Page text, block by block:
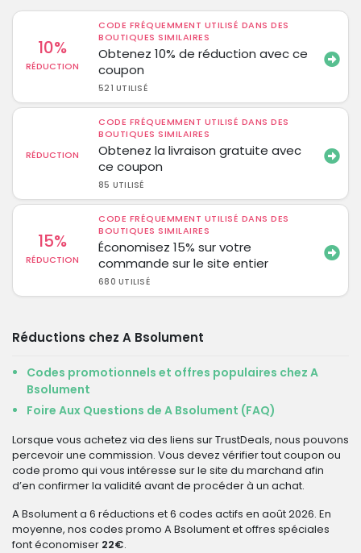
10%
RÉDUCTION
CODE FRÉQUEMMENT UTILISÉ DANS DES
BOUTIQUES SIMILAIRES
Obtenez 10% de réduction avec ce
coupon
521 UTILISÉ
RÉDUCTION
CODE FRÉQUEMMENT UTILISÉ DANS DES
BOUTIQUES SIMILAIRES
Obtenez la livraison gratuite avec
ce coupon
85 UTILISÉ
15%
RÉDUCTION
CODE FRÉQUEMMENT UTILISÉ DANS DES
BOUTIQUES SIMILAIRES
Économisez 15% sur votre
commande sur le site entier
680 UTILISÉ
Réductions chez A Bsolument
Codes promotionnels et offres populaires chez A
Bsolument
Foire Aux Questions de A Bsolument (FAQ)
Lorsque vous achetez via des liens sur TrustDeals, nous pouvons
percevoir une commission. Vous devez vérifier tout coupon ou
code promo qui vous intéresse sur le site du marchand afin
d’en confirmer la validité avant de procéder à un achat.
A Bsolument a 6 réductions et 6 codes actifs en août 2026. En
moyenne, nos codes promo A Bsolument et offres spéciales
font économiser 22€.